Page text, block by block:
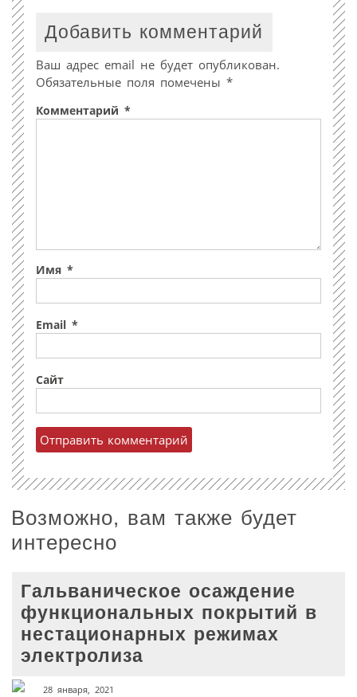
Добавить комментарий
Ваш адрес email не будет опубликован.
Обязательные поля помечены *
Комментарий *
Имя *
Email *
Сайт
Возможно, вам также будет
интересно
Гальваническое осаждение
функциональных покрытий в
нестационарных режимах
электролиза
28 января, 2021